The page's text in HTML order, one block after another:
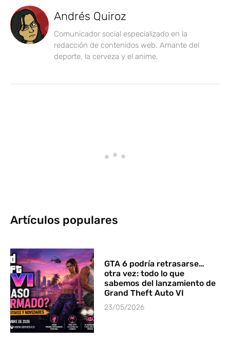
Andrés Quiroz
Comunicador social especializado en la
redacción de contenidos web. Amante del
deporte, la cerveza y el anime.
Artículos populares
GTA 6 podría retrasarse…
otra vez: todo lo que
sabemos del lanzamiento de
Grand Theft Auto VI
23/05/2026